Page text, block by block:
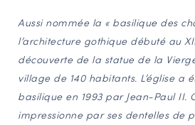
PORTAIL CULTURE
Comité d'Histoire Régionale
Service Inventaire et Patrimoines de
Aussi nommée la « basilique des
l’architecture gothique débuté au
découverte de la statue de la
village de 140 habitants. L’église a
basilique en 1993 par Jean-Paul II.
impressionne par ses dentelles de